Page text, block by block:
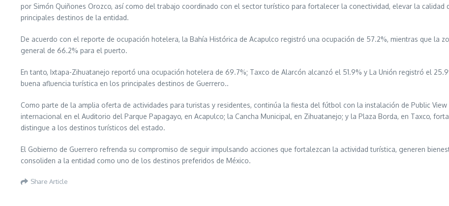
por Simón Quiñones Orozco, así como del trabajo coordinado con el sector turístico para fortalecer la conectividad, elevar la
principales destinos de la entidad.
De acuerdo con el reporte de ocupación hotelera, la Bahía Histórica de Acapulco registró una ocupación de 57.2%, mientras que la
general de 66.2% para el puerto.
En tanto, Ixtapa-Zihuatanejo reportó una ocupación hotelera de 69.7%; Taxco de Alarcón alcanzó el 51.9% y La Unión registró el
buena afluencia turística en los principales destinos de Guerrero..
Como parte de la amplia oferta de actividades para turistas y residentes, continúa la fiesta del fútbol con la instalación de Public
internacional en el Auditorio del Parque Papagayo, en Acapulco; la Cancha Municipal, en Zihuatanejo; y la Plaza Borda, en Taxco,
distingue a los destinos turísticos del estado.
El Gobierno de Guerrero refrenda su compromiso de seguir impulsando acciones que fortalezcan la actividad turística, generen
consoliden a la entidad como uno de los destinos preferidos de México.
Share Article